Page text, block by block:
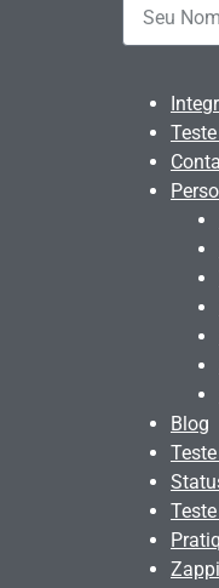
Blog